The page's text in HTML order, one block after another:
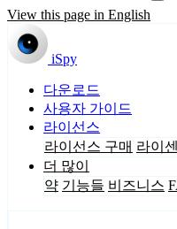
View this page in English
iSpy
다운로드
사용자 가이드
라이선스
라이선스 구매 라이
더 많이
약 기능들 비즈니스